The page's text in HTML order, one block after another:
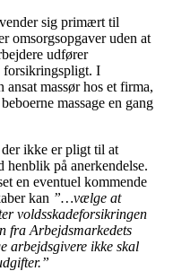
sig primært til
omsorgsopgaver uden at
udfører
forsikringspligt. I
massør hos et firma,
massage en gang
ikke er pligt til at
henblik på anerkendelse.
en eventuel kommende
kan ”…vælge at
voldsskadeforsikringen
fra Arbejdsmarkedets
arbejdsgivere ikke skal